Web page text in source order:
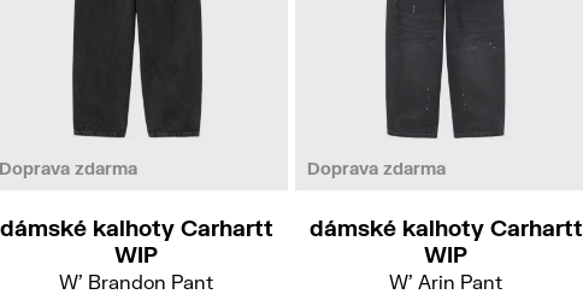
Doprava zdarma
XSS
dámské kalhoty Carhartt
WIP
W' Brandon Pant
Doprava zdarma
2728
dámské kalhoty Carhartt
WIP
W' Arin Pant